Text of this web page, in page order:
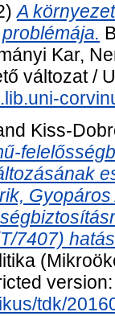
A
Kar,
változat /
Kiss-
7407)
tdk/